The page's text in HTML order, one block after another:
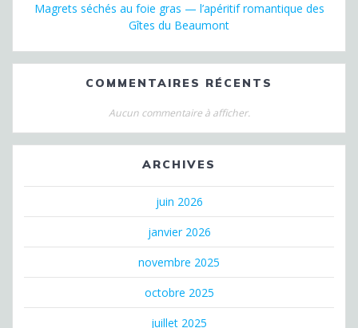
Magrets séchés au foie gras — l’apéritif romantique des
Gîtes du Beaumont
COMMENTAIRES RÉCENTS
Aucun commentaire à afficher.
ARCHIVES
juin 2026
janvier 2026
novembre 2025
octobre 2025
juillet 2025